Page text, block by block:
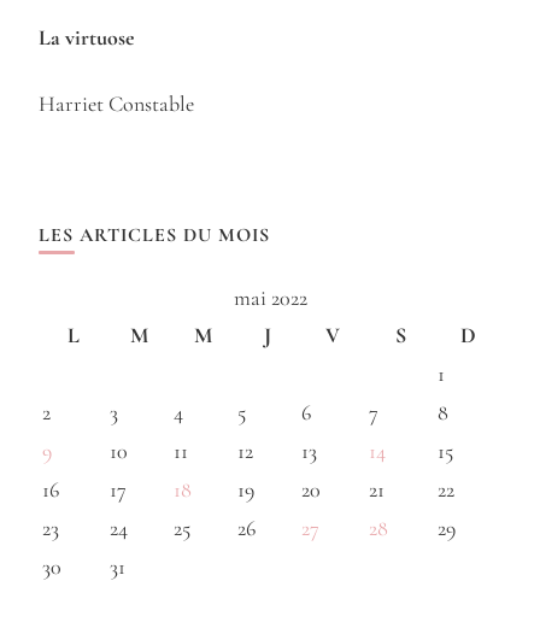
La virtuose
Harriet Constable
LES ARTICLES DU MOIS
mai 2022
L
M M J V S
D
1
2
3 4 5 6 7
8
9
10 11 12 13 14
15
16
17 18 19 20 21
22
23
24 25 26 27 28
29
30
31